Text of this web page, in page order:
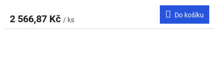
2 566,87 Kč / ks
Do košíku